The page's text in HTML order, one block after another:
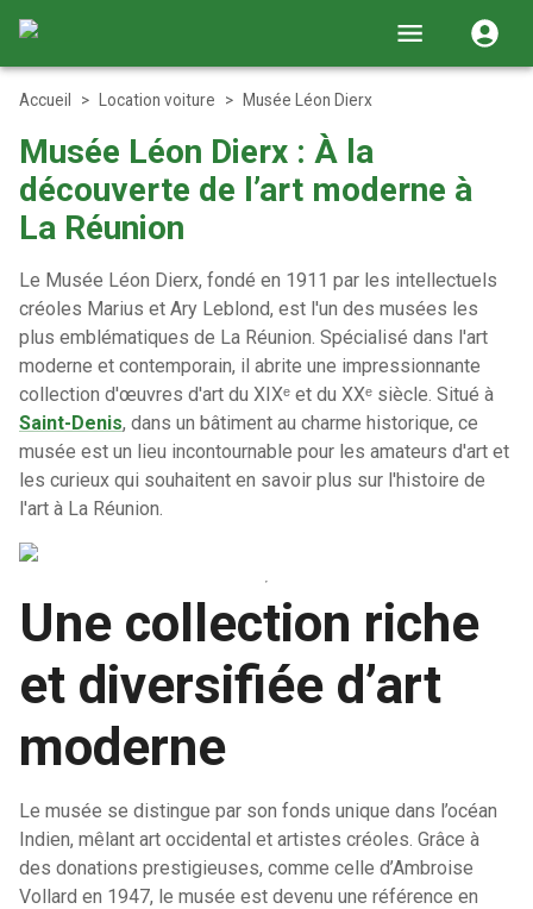
Accueil > Location voiture > Musée Léon Dierx
Musée Léon Dierx : À la
découverte de l’art moderne à
La Réunion
Le Musée Léon Dierx, fondé en 1911 par les intellectuels
créoles Marius et Ary Leblond, est l'un des musées les
plus emblématiques de La Réunion. Spécialisé dans l'art
moderne et contemporain, il abrite une impressionnante
collection d'œuvres d'art du XIXᵉ et du XXᵉ siècle. Situé à
Saint-Denis, dans un bâtiment au charme historique, ce
musée est un lieu incontournable pour les amateurs d'art et
les curieux qui souhaitent en savoir plus sur l'histoire de
l'art à La Réunion.
Une collection riche
et diversifiée d’art
moderne
Le musée se distingue par son fonds unique dans l’océan
Indien, mêlant art occidental et artistes créoles. Grâce à
des donations prestigieuses, comme celle d’Ambroise
Vollard en 1947, le musée est devenu une référence en